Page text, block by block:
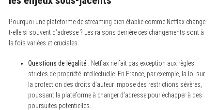
Pourquoi une plateforme de streaming bien établie comme Netflax change-
t-elle si souvent d’adresse ? Les raisons derrière ces changements sont à
la fois variées et cruciales.
Questions de légalité : Netflax ne fait pas exception aux règles
strictes de propriété intellectuelle. En France, par exemple, la loi sur
la protection des droits d’auteur impose des restrictions sévères,
poussant la plateforme à changer d’adresse pour échapper à des
poursuites potentielles.